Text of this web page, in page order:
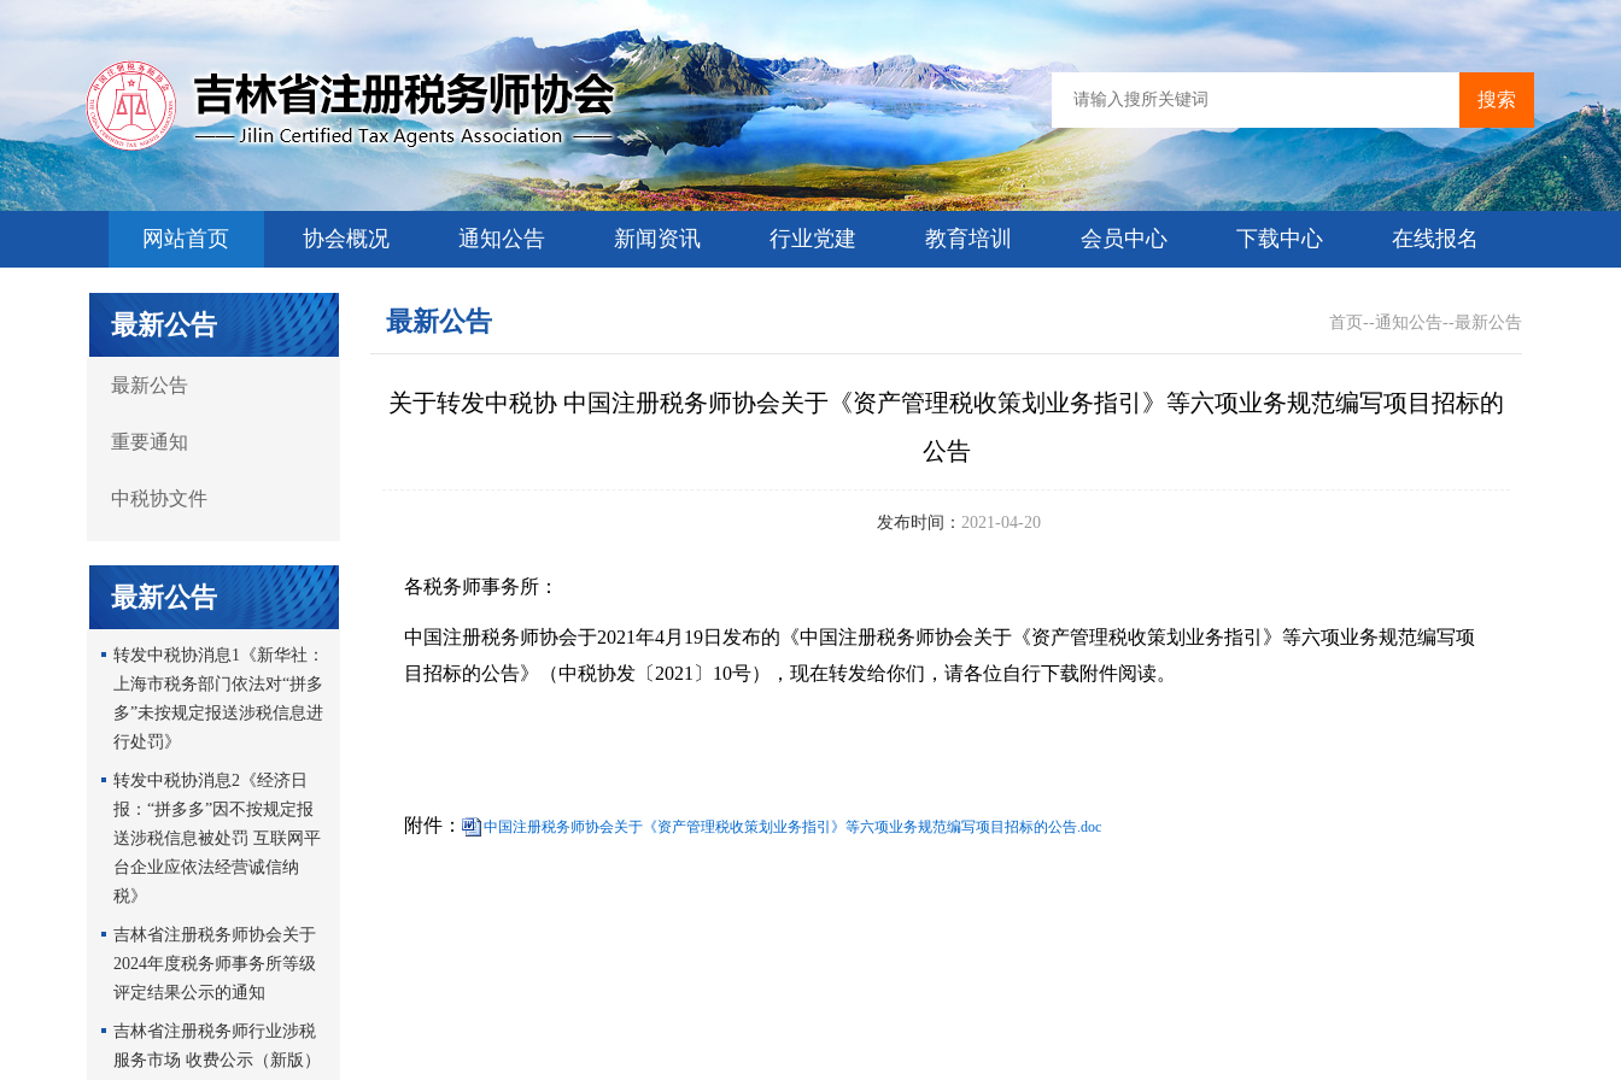
搜索
网站首页 协会概况 通知公告 新闻资讯 行业党建 教育培训 会员中心 下载中心 在线报名
最新公告
最新公告
重要通知
中税协文件
最新公告
转发中税协消息1《新华社：
上海市税务部门依法对“拼多
多”未按规定报送涉税信息进
行处罚》
转发中税协消息2《经济日
报：“拼多多”因不按规定报
送涉税信息被处罚 互联网平
台企业应依法经营诚信纳
税》
吉林省注册税务师协会关于
2024年度税务师事务所等级
评定结果公示的通知
吉林省注册税务师行业涉税
服务市场 收费公示（新版）
最新公告 首页 --通知公告--最新公告
关于转发中税协 中国注册税务师协会关于《资产管理税收策划业务指引》等六项业务规范编写项目招标的
公告
发布时间： 2021-04-20
各税务师事务所：
中国注册税务师协会于2021年4月19日发布的《中国注册税务师协会关于《资产管理税收策划业务指引》等六项业务规范编写项
目招标的公告》（中税协发〔2021〕10号），现在转发给你们，请各位自行下载附件阅读。
附件： 中国注册税务师协会关于《资产管理税收策划业务指引》等六项业务规范编写项目招标的公告.doc